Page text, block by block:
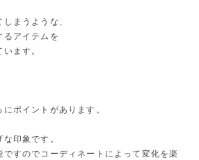
まうような、
るアイテムを
ます。
ポイントがあります。
印象です。
ですのでコーディネートによって変化を楽